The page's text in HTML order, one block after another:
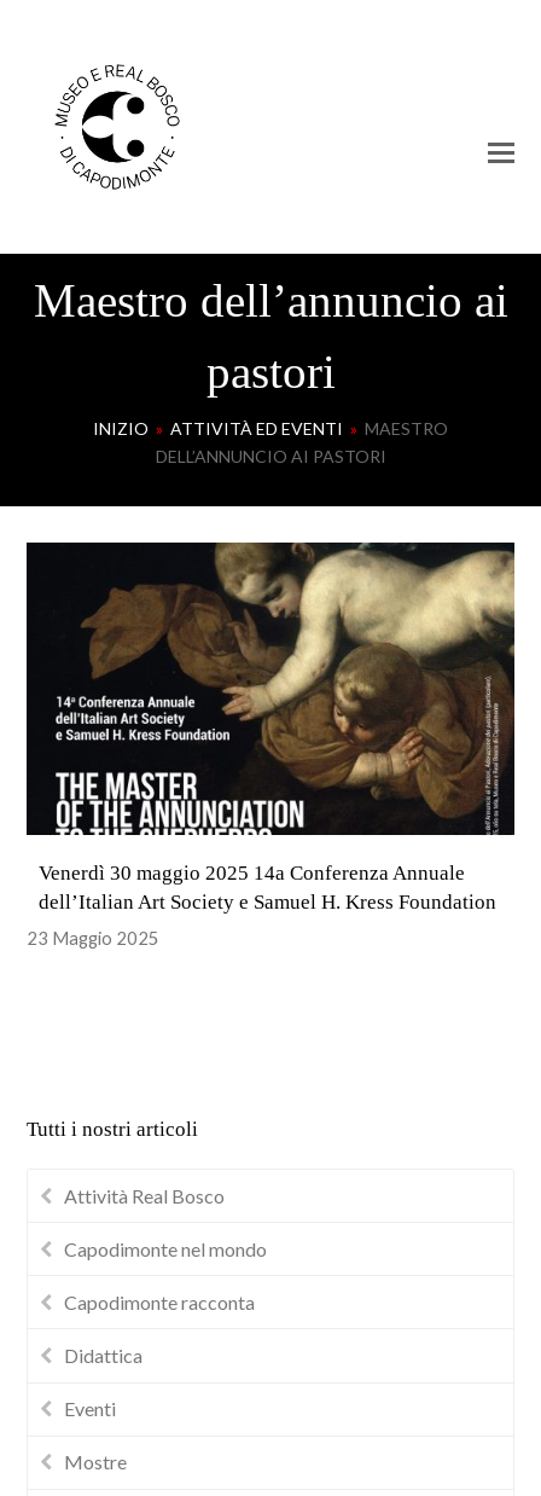
Maestro dell’annuncio ai
pastori
INIZIO » ATTIVITÀ ED EVENTI » MAESTRO
DELL’ANNUNCIO AI PASTORI
Venerdì 30 maggio 2025 14a Conferenza Annuale
dell’Italian Art Society e Samuel H. Kress Foundation
23 Maggio 2025
Tutti i nostri articoli
Attività Real Bosco
Capodimonte nel mondo
Capodimonte racconta
Didattica
Eventi
Mostre